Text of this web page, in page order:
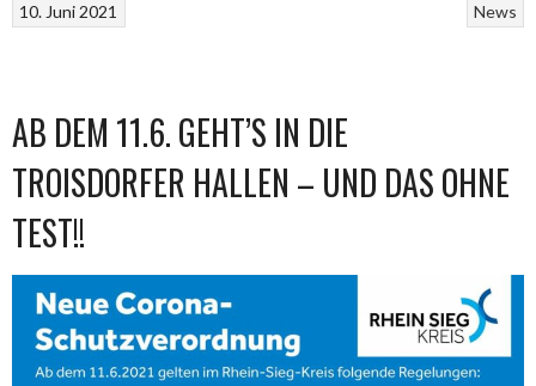
News
10. Juni 2021
AB DEM 11.6. GEHT’S IN DIE
TROISDORFER HALLEN – UND DAS OHNE
TEST!!